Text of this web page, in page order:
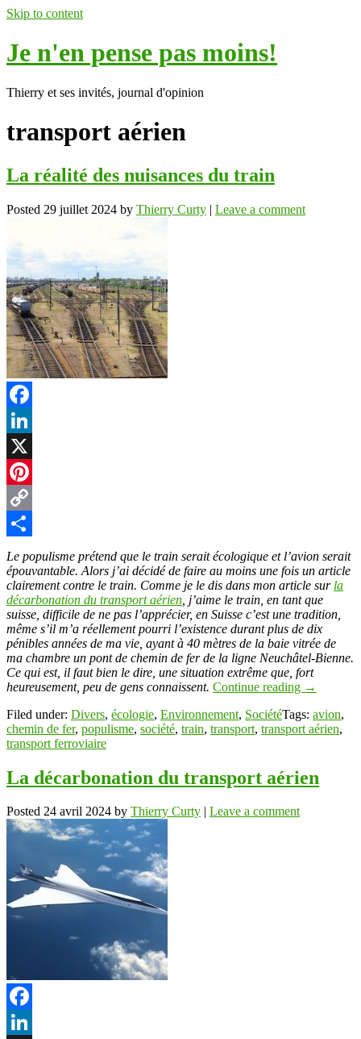
Skip to content
Je n'en pense pas moins!
Thierry et ses invités, journal d'opinion
transport aérien
La réalité des nuisances du train
Posted 29 juillet 2024 by Thierry Curty | Leave a comment
Facebook
LinkedIn
X
Pinterest
Copy
Link
Partager
Le populisme prétend que le train serait écologique et l’avion serait
épouvantable. Alors j’ai décidé de faire au moins une fois un article
clairement contre le train. Comme je le dis dans mon article sur la
décarbonation du transport aérien , j’aime le train, en tant que
suisse, difficile de ne pas l’apprécier, en Suisse c’est une tradition,
même s’il m’a réellement pourri l’existence durant plus de dix
pénibles années de ma vie, ayant à 40 mètres de la baie vitrée de
ma chambre un pont de chemin de fer de la ligne Neuchâtel-Bienne.
Ce qui est, il faut bien le dire, une situation extrême que, fort
heureusement, peu de gens connaissent. Continue reading →
Filed under: Divers, écologie, Environnement, SociétéTags: avion,
chemin de fer, populisme, société, train, transport, transport aérien,
transport ferroviaire
La décarbonation du transport aérien
Posted 24 avril 2024 by Thierry Curty Leave a comment
Facebook